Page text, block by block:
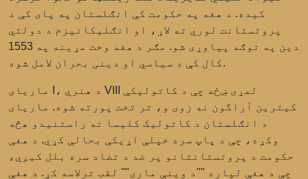
کیده. د هغه په حکومت کې انګلستان په پای کې د
پروتستانت لوري ته لاړ، او انګلیکانيزم د دولتي
دین په توګه پیاوړی شو. مګر د هغه وخت مړینه په 1553
کال کې د سیاسي او دینی بحران لامل شوه.
ماریای I، د هنري VIII لمړی ښځه چې د کاتولیکې
کیترین آراگون نه زوی و، تر تخت پورته شوه. ماریای
د انګلستان د کاتولیک کلیسا ته راستنیدو هڅه
وکړه، چې د پاپ سره خپلې اړیکې بحالې کړي. د هغې
حکومت د پروتستانتانو پر ضد د تضاد سره بلل کیږي،
چې د هغې لپاره ""د وینې ماری"" لقب ترلاسه کړ. د هغې